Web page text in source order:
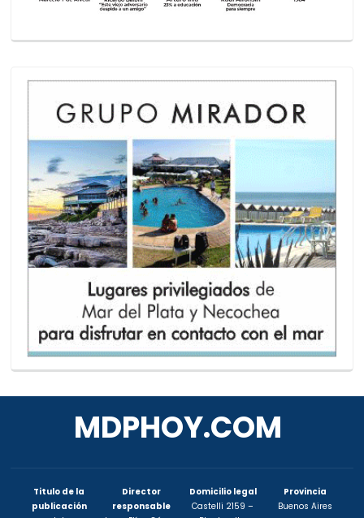
MDPHOY.COM
Titulo de la
publicación
Director
responsable
Domicilio legal
Castelli 2159 –
Provincia
Buenos Aires